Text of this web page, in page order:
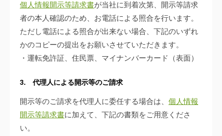
個人情報開示等請求書が当社に到着次第、開示等請求
者の本人確認のため、お電話による照合を行います。
ただし電話による照合が出来ない場合、下記のいずれ
かのコピーの提出をお願いさせていただきます。
・運転免許証、住民票、マイナンバーカード（表面）
3. 代理人による開示等のご請求
開示等のご請求を代理人に委任する場合は、 個人情報
開示等請求書に加えて、下記の書類をご用意くださ
い。